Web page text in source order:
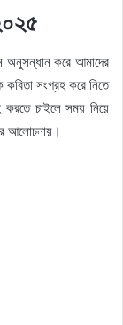
অনুসন্ধান করে আমাদের
সংগ্রহ করে নিতে
চাইলে সময় নিয়ে
আলোচনায়।